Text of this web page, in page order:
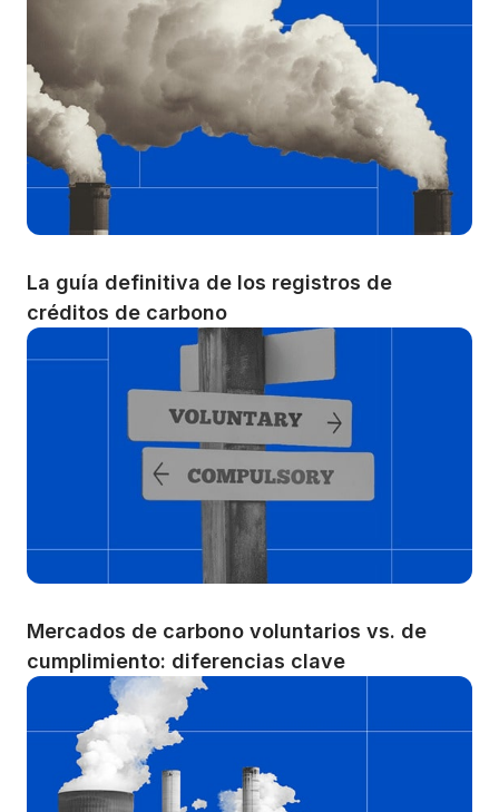
La guía definitiva de los registros de
créditos de carbono
Mercados de carbono voluntarios vs. de
cumplimiento: diferencias clave